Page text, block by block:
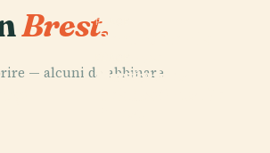
Brest.
— alcuni da abbinare.
PLACE
Centro per la
Bretone e
Musée Des